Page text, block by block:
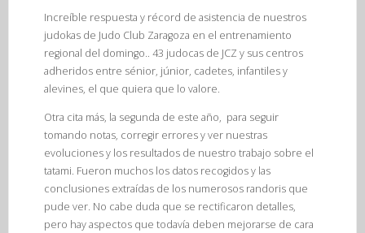
Increíble respuesta y récord de asistencia de nuestros
judokas de Judo Club Zaragoza en el entrenamiento
regional del domingo.. 43 judocas de JCZ y sus centros
adheridos entre sénior, júnior, cadetes, infantiles y
alevines, el que quiera que lo valore.
Otra cita más, la segunda de este año, para seguir
tomando notas, corregir errores y ver nuestras
evoluciones y los resultados de nuestro trabajo sobre el
tatami. Fueron muchos los datos recogidos y las
conclusiones extraídas de los numerosos randoris que
pude ver. No cabe duda que se rectificaron detalles,
pero hay aspectos que todavía deben mejorarse de cara